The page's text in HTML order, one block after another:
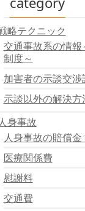
略テクニック
交通事故系の情
制度～
加害者の示談交渉
示談以外の解決方
人身事故
人身事故の賠償金
医療関係費
慰謝料
交通費